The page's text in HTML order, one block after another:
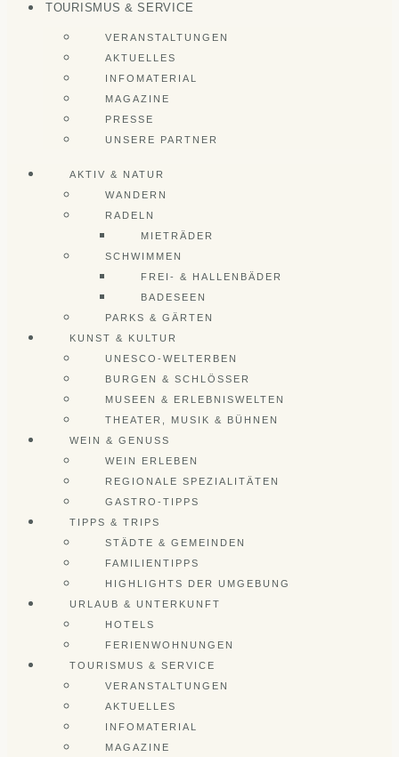
TOURISMUS & SERVICE
VERANSTALTUNGEN
AKTUELLES
INFOMATERIAL
MAGAZINE
PRESSE
UNSERE PARTNER
AKTIV & NATUR
WANDERN
RADELN
MIETRÄDER
SCHWIMMEN
FREI- & HALLENBÄDER
BADESEEN
PARKS & GÄRTEN
KUNST & KULTUR
UNESCO-WELTERBEN
BURGEN & SCHLÖSSER
MUSEEN & ERLEBNISWELTEN
THEATER, MUSIK & BÜHNEN
WEIN & GENUSS
WEIN ERLEBEN
REGIONALE SPEZIALITÄTEN
GASTRO-TIPPS
TIPPS & TRIPS
STÄDTE & GEMEINDEN
FAMILIENTIPPS
HIGHLIGHTS DER UMGEBUNG
URLAUB & UNTERKUNFT
HOTELS
FERIENWOHNUNGEN
TOURISMUS & SERVICE
VERANSTALTUNGEN
AKTUELLES
INFOMATERIAL
MAGAZINE